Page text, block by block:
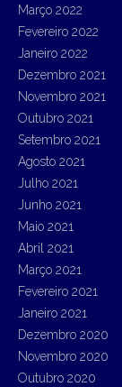
Março 2022
Fevereiro 2022
Janeiro 2022
Dezembro 2021
Novembro 2021
Outubro 2021
Setembro 2021
Agosto 2021
Julho 2021
Junho 2021
Maio 2021
Abril 2021
Março 2021
Fevereiro 2021
Janeiro 2021
Dezembro 2020
Novembro 2020
Outubro 2020